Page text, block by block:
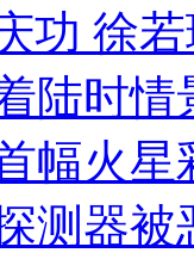
功 徐
陆时
幅火星
测器被